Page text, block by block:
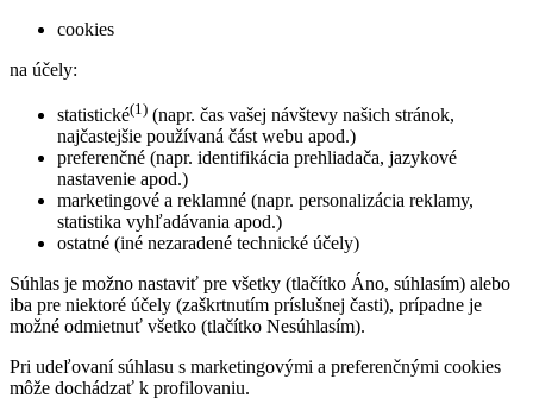
cookies
na účely:
statistické(1) (napr. čas vašej návštevy našich stránok,
najčastejšie používaná část webu apod.)
preferenčné (napr. identifikácia prehliadača, jazykové
nastavenie apod.)
marketingové a reklamné (napr. personalizácia reklamy,
statistika vyhľadávania apod.)
ostatné (iné nezaradené technické účely)
Súhlas je možno nastaviť pre všetky (tlačítko Áno, súhlasím) alebo
iba pre niektoré účely (zaškrtnutím príslušnej časti), prípadne je
možné odmietnuť všetko (tlačítko Nesúhlasím).
Pri udeľovaní súhlasu s marketingovými a preferenčnými cookies
môže dochádzať k profilovaniu.